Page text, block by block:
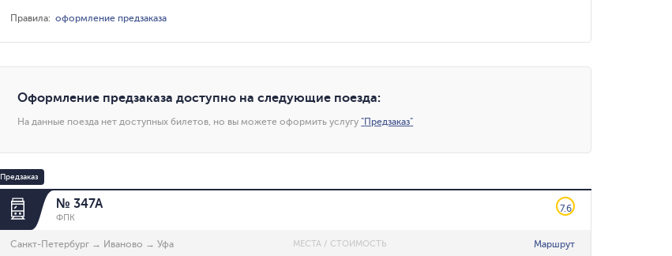
Правила:оформление предзаказа
Оформление предзаказа доступно на следующие поезда:
На данные поезда нет доступных билетов, но вы можете оформить услугу "Предзаказ"
Предзаказ
№ 347А
ФПК
7.6
Санкт-Петербург → Иваново → Уфа МЕСТА / СТОИМОСТЬ Маршрут